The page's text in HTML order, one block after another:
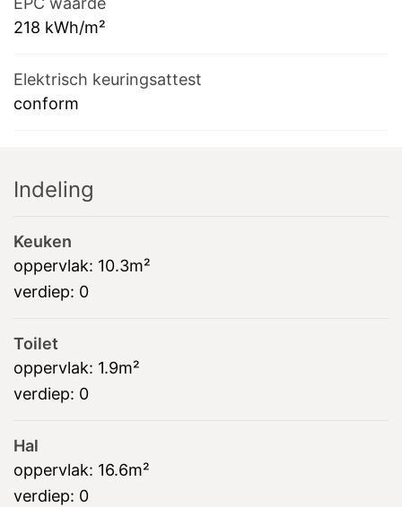
218 kWh/m²
Elektrisch keuringsattest
conform
Indeling
Keuken
oppervlak: 10.3m²
verdiep: 0
Toilet
oppervlak: 1.9m²
verdiep: 0
Hal
oppervlak: 16.6m²
verdiep: 0